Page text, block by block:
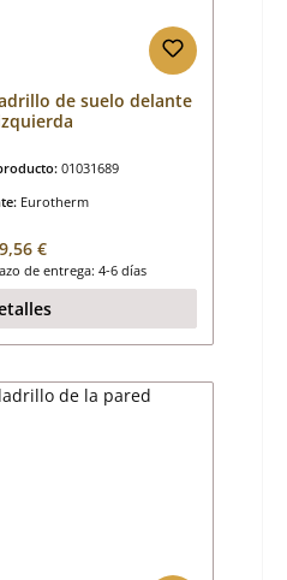
de suelo delante
01031689
Eurotherm
normal:
€
de entrega: 4-6 días